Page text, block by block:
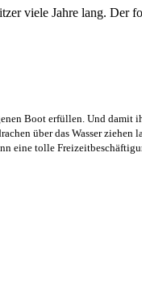
viele Jahre lang. Der
Boot erfüllen. Und damit
über das Wasser ziehen
eine tolle